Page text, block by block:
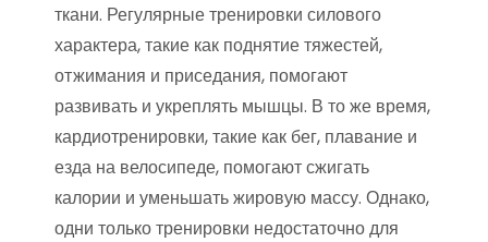
ткани. Регулярные тренировки силового
характера, такие как поднятие тяжестей,
отжимания и приседания, помогают
развивать и укреплять мышцы. В то же время,
кардиотренировки, такие как бег, плавание и
езда на велосипеде, помогают сжигать
калории и уменьшать жировую массу. Однако,
одни только тренировки недостаточно для